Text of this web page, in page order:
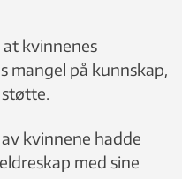
kvinnenes
mangel på kunnskap,
kvinnene hadde
med sine